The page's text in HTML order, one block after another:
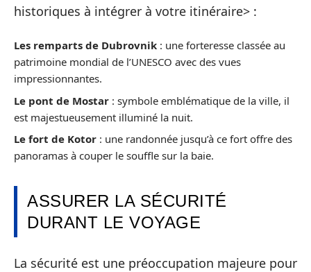
historiques à intégrer à votre itinéraire> :
Les remparts de Dubrovnik : une forteresse classée au
patrimoine mondial de l’UNESCO avec des vues
impressionnantes.
Le pont de Mostar : symbole emblématique de la ville, il
est majestueusement illuminé la nuit.
Le fort de Kotor : une randonnée jusqu’à ce fort offre des
panoramas à couper le souffle sur la baie.
ASSURER LA SÉCURITÉ
DURANT LE VOYAGE
La sécurité est une préoccupation majeure pour